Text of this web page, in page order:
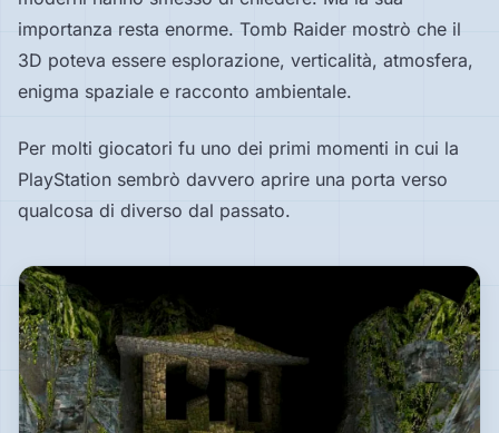
importanza resta enorme. Tomb Raider mostrò che il
3D poteva essere esplorazione, verticalità, atmosfera,
enigma spaziale e racconto ambientale.
Per molti giocatori fu uno dei primi momenti in cui la
PlayStation sembrò davvero aprire una porta verso
qualcosa di diverso dal passato.